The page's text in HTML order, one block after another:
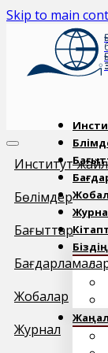
Skip to main
Институт
Бөлімдер
Бағыттар
Жобалар
Журнал